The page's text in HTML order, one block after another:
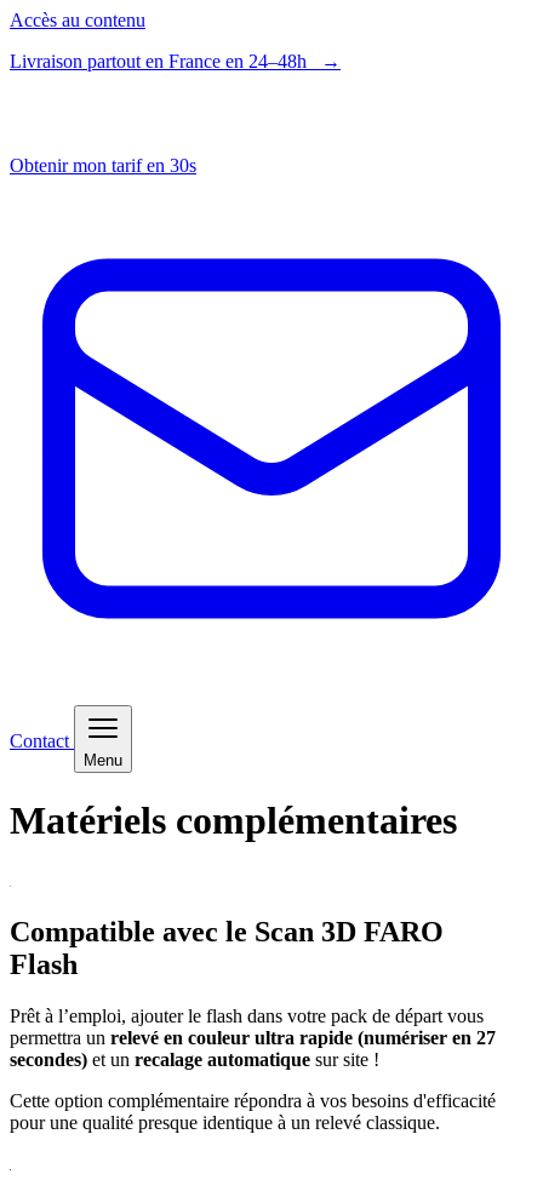
Accès au contenu
Livraison partout en France en 24–48h
→
Obtenir mon tarif en 30s
Contact
Menu
Matériels complémentaires
Compatible avec le Scan 3D FARO
Flash
Prêt à l’emploi, ajouter le flash dans votre pack de départ vous
permettra un relevé en couleur ultra rapide (numériser en 27
secondes) et un recalage automatique sur site !
Cette option complémentaire répondra à vos besoins d'efficacité
pour une qualité presque identique à un relevé classique.
Panneau de gestion des cookies